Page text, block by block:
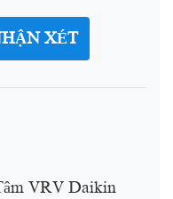
XÉT
VRV Daikin